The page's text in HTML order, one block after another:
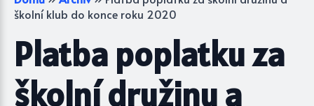
školní klub do konce roku 2020
Platba poplatku za
školní družinu a